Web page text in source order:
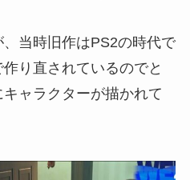
当時旧作はPS2の時代で
り直されているのでと
ャラクターが描かれて